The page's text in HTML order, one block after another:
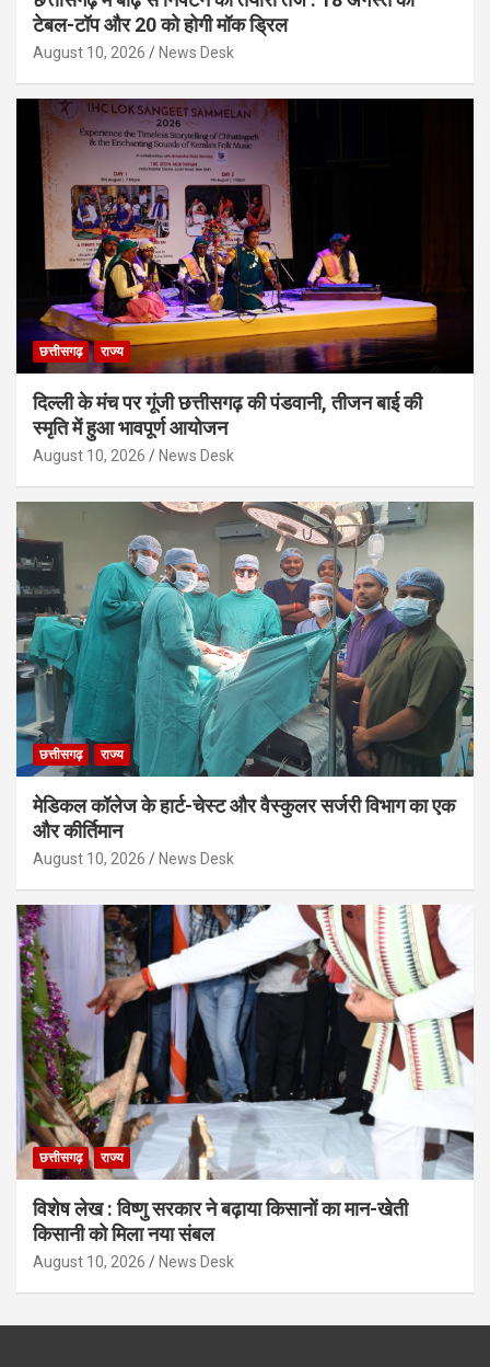
टेबल-टॉप और 20 को होगी मॉक ड्रिल
August 10, 2026 News Desk
छत्तीसगढ़ राज्य
दिल्ली के मंच पर गूंजी छत्तीसगढ़ की पंडवानी, तीजन बाई की
स्मृति में हुआ भावपूर्ण आयोजन
August 10, 2026 News Desk
छत्तीसगढ़ राज्य
मेडिकल कॉलेज के हार्ट-चेस्ट और वैस्कुलर सर्जरी विभाग का एक
और कीर्तिमान
August 10, 2026 News Desk
छत्तीसगढ़ राज्य
विशेष लेख : विष्णु सरकार ने बढ़ाया किसानों का मान-खेती
किसानी को मिला नया संबल
August 10, 2026 News Desk